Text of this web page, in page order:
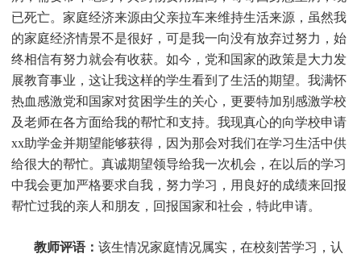
已死亡。家庭经济来源由父亲拉车来维持生活来源，虽然我
的家庭经济情景不是很好，可是我一向没有放弃过努力，始
终相信有努力就会有收获。如今，党和国家的政策是大力发
展教育事业，这让我这样的学生看到了生活的期望。我满怀
热血感激党和国家对贫困学生的关心，更要特加别感激学校
及老师在各方面给我的帮忙和支持。我现真心的向学校申请
xx助学金并期望能够获得，因为那会对我们在学习生活中供
给很大的帮忙。真诚期望领导给我一次机会，在以后的学习
中我会更加严格要求自我，努力学习，用良好的成绩来回报
帮忙过我的亲人和朋友，回报国家和社会，特此申请。
教师评语： 该生情况家庭情况属实，在校刻苦学习，认